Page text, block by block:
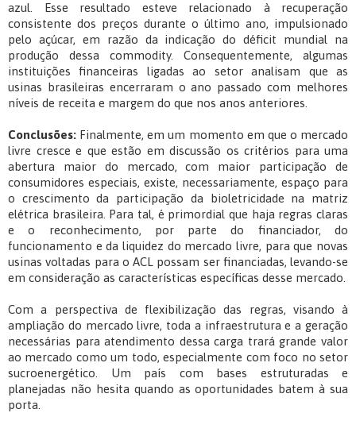
azul. Esse resultado esteve relacionado à recuperação
consistente dos preços durante o último ano, impulsionado
pelo açúcar, em razão da indicação do déficit mundial na
produção dessa commodity. Consequentemente, algumas
instituições financeiras ligadas ao setor analisam que as
usinas brasileiras encerraram o ano passado com melhores
níveis de receita e margem do que nos anos anteriores.
Conclusões: Finalmente, em um momento em que o mercado
livre cresce e que estão em discussão os critérios para uma
abertura maior do mercado, com maior participação de
consumidores especiais, existe, necessariamente, espaço para
o crescimento da participação da bioletricidade na matriz
elétrica brasileira. Para tal, é primordial que haja regras claras
e o reconhecimento, por parte do financiador, do
funcionamento e da liquidez do mercado livre, para que novas
usinas voltadas para o ACL possam ser financiadas, levando-se
em consideração as características específicas desse mercado.
Com a perspectiva de flexibilização das regras, visando à
ampliação do mercado livre, toda a infraestrutura e a geração
necessárias para atendimento dessa carga trará grande valor
ao mercado como um todo, especialmente com foco no setor
sucroenergético. Um país com bases estruturadas e
planejadas não hesita quando as oportunidades batem à sua
porta.